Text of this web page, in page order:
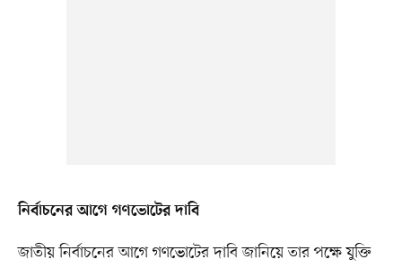
নির্বাচনের আগে গণভোটের দাবি
জাতীয় নির্বাচনের আগে গণভোটের দাবি জানিয়ে তার পক্ষে যুক্তি